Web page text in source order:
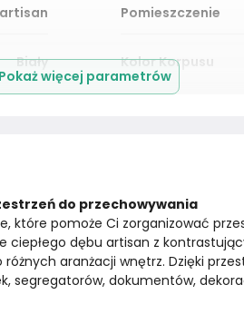
Pomieszczenie
Biały Kolor Korpusu
Liczba wnęk
Konstrukcja
Pokaż więcej parametrów
do przechowywania
które pomoże Ci zorganizować
ciepłego dębu artisan z
aranżacji wnętrz. Dzięki
segregatorów, dokumentów,